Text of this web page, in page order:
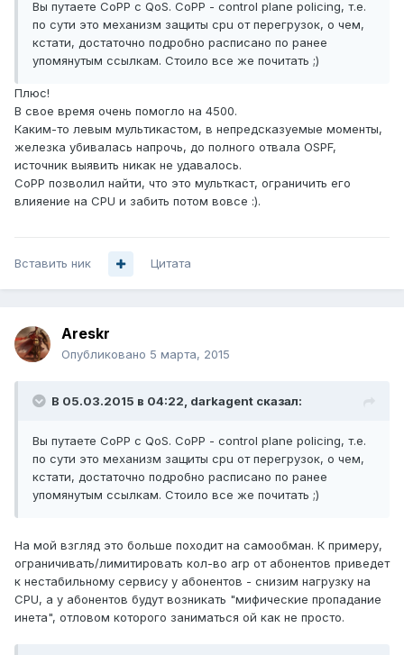
Вы путаете CoPP с QoS. CoPP - control plane policing, т.е.
по сути это механизм защиты cpu от перегрузок, о чем,
кстати, достаточно подробно расписано по ранее
упомянутым ссылкам. Стоило все же почитать ;)
Плюс!
В свое время очень помогло на 4500.
Каким-то левым мультикастом, в непредсказуемые моменты,
железка убивалась напрочь, до полного отвала OSPF,
источник выявить никак не удавалось.
CoPP позволил найти, что это мульткаст, ограничить его
влияение на CPU и забить потом вовсе :).
Вставить ник Цитата
Areskr
Опубликовано 5 марта, 2015
В 05.03.2015 в 04:22, darkagent сказал:
Вы путаете CoPP с QoS. CoPP - control plane policing, т.е.
по сути это механизм защиты cpu от перегрузок, о чем,
кстати, достаточно подробно расписано по ранее
упомянутым ссылкам. Стоило все же почитать ;)
На мой взгляд это больше походит на самообман. К примеру,
ограничивать/лимитировать кол-во arp от абонентов приведет
к нестабильному сервису у абонентов - снизим нагрузку на
CPU, а у абонентов будут возникать "мифические пропадание
инета", отловом которого заниматься ой как не просто.